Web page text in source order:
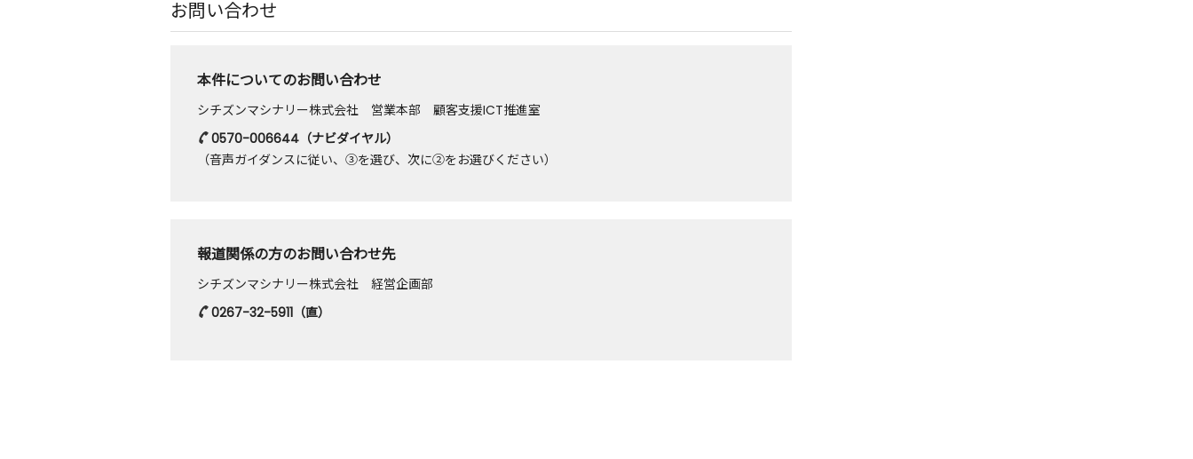
お問い合わせ
本件についてのお問い合わせ
シチズンマシナリー株式会社 営業本部 顧客支援ICT推進室
0570-006644 （ナビダイヤル）
（音声ガイダンスに従い、③を選び、次に②をお選びください）
報道関係の方のお問い合わせ先
シチズンマシナリー株式会社 経営企画部
0267-32-5911 （直）